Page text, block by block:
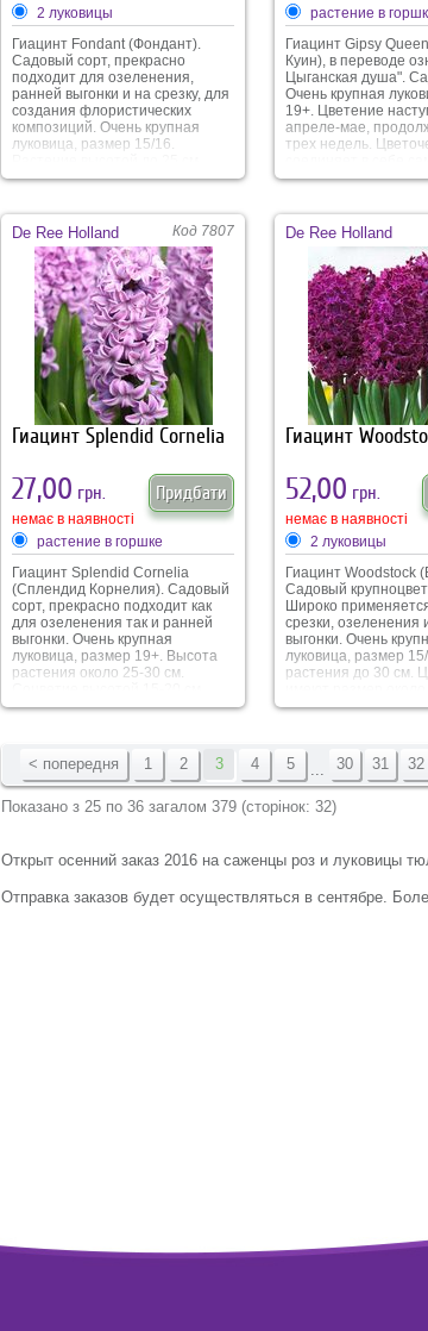
2 луковицы
Гиацинт Fondant (Фондант).
Садовый сорт, прекрасно
подходит для озеленения,
ранней выгонки и на срезку, для
создания флористических
композиций. Очень крупная
луковица, размер 15/16.
Размер цветочка около 5 см.
апреля-начало мая. Оттенок
цветочков очень нежный,
розовый. Аромат устойчивый,
приятно-сладкий.
растение в
Гиацинт Gipsy
Куин), в переводе
Цыганская душа".
Очень крупная
19+. Цветение
апреле-мае,
трех недель.
расцветки
очень стойкий и
вдохновляющий.
цветочка до 5-7 см,
20-30 см. Даный
предназначен для
выращивания в
грунте.
De Ree Holland Код 7807
Гиацинт Splendid Cornelia
27,00 грн. Придбати
немає в наявності
растение в горшке
Гиацинт Splendid Cornelia
(Сплендид Корнелия). Садовый
сорт, прекрасно подходит как
для озеленения так и ранней
выгонки. Очень крупная
луковица, размер 19+. Высота
растения около 25-30 см.
Цветение средне-раннее, в
сиреневый оттенок, с более
насыщенным внутри и легкие
розовые нотки. Аромат легкий,
приятный.
De Ree Holland
Гиацинт
52,00 грн.
немає в наявності
2 луковицы
Гиацинт Woodstock
Садовый
Широко
срезки, озеленения
выгонки. Очень
луковица, размер
растения до 30 см.
Высота цветоноса
дней. Оттенок
притягивает своим
рубиновым окрасом.
< попередня 1 2 3 4 5 30 31 32
Показано з 25 по 36 загалом 379 (сторінок: 32)
Открыт осенний заказ 2016 на саженцы роз и луковицы
Отправка заказов будет осуществляться в сентябре.